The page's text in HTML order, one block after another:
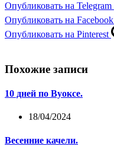
Опубликовать на Telegram
Опубликовать на Facebook
Опубликовать на Pinterest
Похожие записи
10 дней по Вуоксе.
18/04/2024
Весенние качели.